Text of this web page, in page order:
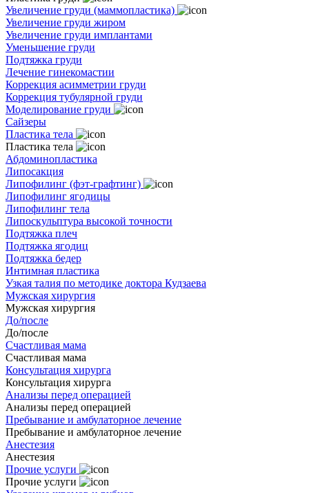
Увеличение груди (маммопластика)
Увеличение груди жиром
Увеличение груди имплантами
Уменьшение груди
Подтяжка груди
Лечение гинекомастии
Коррекция асимметрии груди
Коррекция тубулярной груди
Моделирование груди
Сайзеры
Пластика тела
Пластика тела
Абдоминопластика
Липосакция
Липофилинг (фэт-графтинг)
Липофилинг ягодицы
Липофилинг тела
Липоскульптура высокой точности
Подтяжка плеч
Подтяжка ягодиц
Подтяжка бедер
Интимная пластика
Узкая талия по методике доктора Кудзаева
Мужская хирургия
Мужская хирургия
До/после
До/после
Счастливая мама
Счастливая мама
Консультация хирурга
Консультация хирурга
Анализы перед операцией
Анализы перед операцией
Пребывание и амбулаторное лечение
Пребывание и амбулаторное лечение
Анестезия
Анестезия
Прочие услуги
Прочие услуги